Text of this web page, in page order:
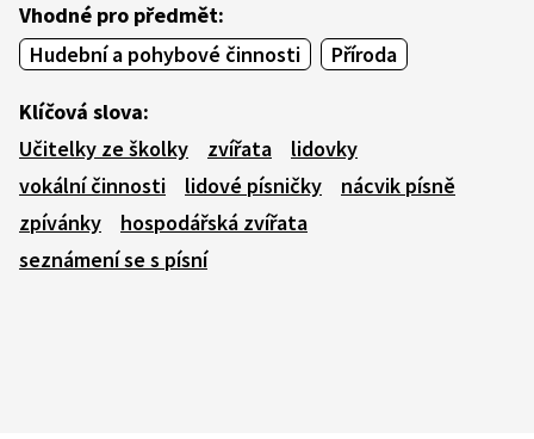
Vhodné pro předmět:
Hudební a pohybové činnosti
Příroda
Klíčová slova:
Učitelky ze školky
zvířata
lidovky
vokální činnosti
lidové písničky
nácvik písně
zpívánky
hospodářská zvířata
seznámení se s písní